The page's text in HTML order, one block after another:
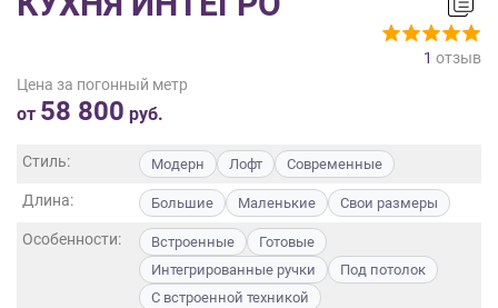
1 отзыв
Цена за погонный метр
от 58 800 руб.
Стиль: Модерн Лофт Современные
Длина: Большие Маленькие Свои размеры
Особенности: Встроенные
Готовые
Интегрированные ручки
Под потолок
С встроенной техникой
данных ,
Согласие
обработку
данных